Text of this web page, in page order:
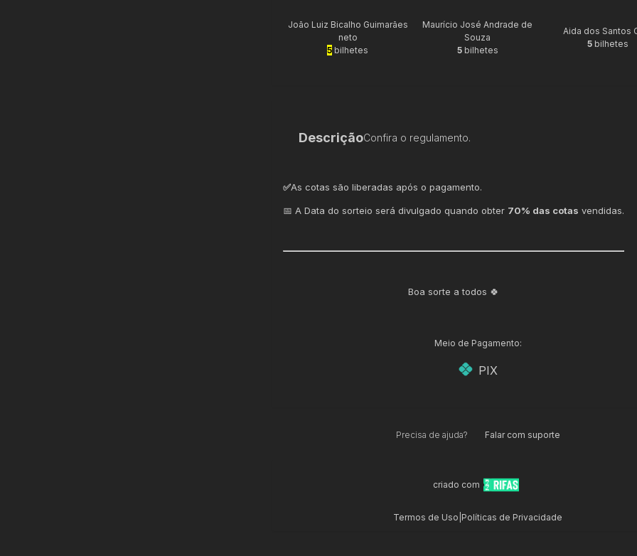
João Luiz Bicalho Guimarães
neto
5 bilhetes
Maurício José Andrade de
Souza
5bilhetes
Aida dos Santos
5bilhetes
DescriçãoConfira o regulamento.
✅As cotas são liberadas após o pagamento.
📅 A Data do sorteio será divulgado quando obter 70% das cotas vendidas.
Boa sorte a todos 🍀
Meio de Pagamento:
PIX
Precisa de ajuda? Falar com suporte
criado com
Termos de Uso Políticas de Privacidade